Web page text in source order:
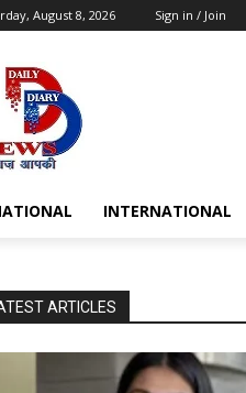
August 8, 2026 Sign in / Join
INTERNATIONAL
ARTICLES